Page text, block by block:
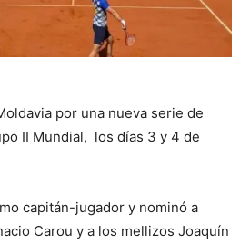
por una nueva serie de
II Mundial, los días 3 y 4 de
capitán-jugador y nominó a
Carou y a los mellizos Joaquín